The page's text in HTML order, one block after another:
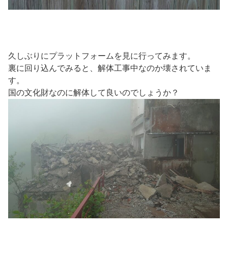
久しぶりにプラットフォームを見に行ってみます。
裏に回り込んでみると、解体工事中なのか壊されていま
す。
国の文化財なのに解体して良いのでしょうか？